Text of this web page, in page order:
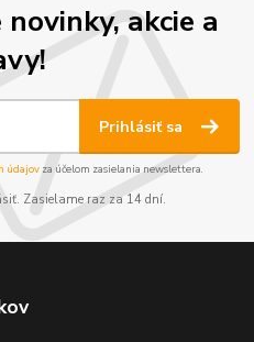
akcie a
Prihlásiť sa
údajov za účelom zasielania newslettera.
Zasielame raz za 14 dní.